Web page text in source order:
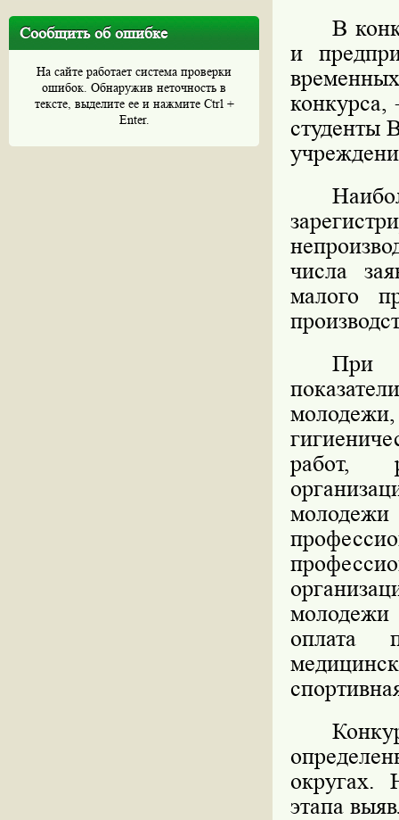
Сообщить об ошибке
На сайте работает система проверки
ошибок. Обнаружив неточность в
тексте, выделите ее и нажмите Ctrl +
Enter.
В
и
студенты
числа
малого
При
молодежи,
работ,
молодежи
оплата
округах.
этапа